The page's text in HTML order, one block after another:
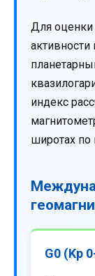
Для оценки
активности
индекс
широтах по
G0 (Kp